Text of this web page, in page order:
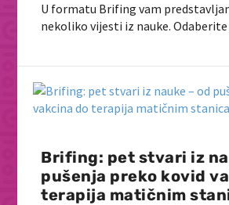
U formatu Brifing vam
nekoliko vijesti iz nauke. Odaberite
Brifing: pet stvari iz
pušenja preko kovid
terapija matičnim